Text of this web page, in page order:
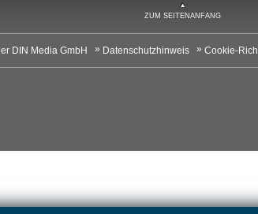
ZUM SEITENANFANG
DIN Media GmbH Datenschutzhinweis Cookie-